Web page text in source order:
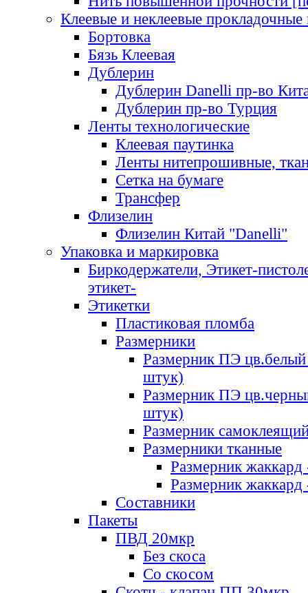
Клеевые и неклеевые прокладочные
Бортовка
Бязь Клеевая
Дублерин
Дублерин Danelli пр-во
Дублерин пр-во Турция
Ленты технологические
Клеевая паутинка
Ленты нитепрошивные,
Сетка на бумаге
Трансфер
Флизелин
Флизелин Китай "Danelli"
Упаковка и маркировка
Биркодержатели, Этикет-
этикет-
Этикетки
Пластиковая пломба
Размерники
Размерник ПЭ цв.белый
штук)
Размерник ПЭ
штук)
Размерник
Размерники тканные
Размерник
Размерник
Составники
Пакеты
ПВД 20мкр
Без скоса
Со скосом